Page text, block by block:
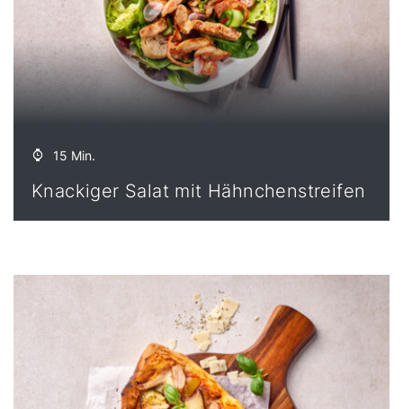
15 Min.
Knackiger Salat mit Hähnchenstreifen